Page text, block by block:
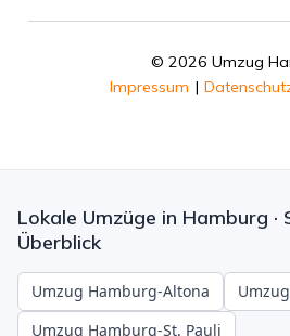
© 2026 Umzug
Impressum |
Lokale Umzüge in Hamburg
Überblick
Umzug Hamburg-Altona
Umzug Hamburg-St. Pauli